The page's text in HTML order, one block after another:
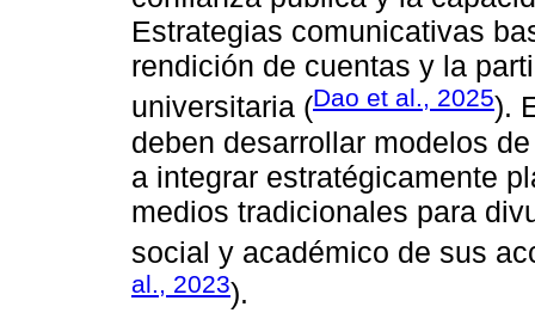
Estrategias comunicativas
rendición de cuentas y la
universitaria (Dao et al., 2025).
deben desarrollar modelos
a integrar estratégicamente
medios tradicionales para
social y académico de sus
al., 2023).